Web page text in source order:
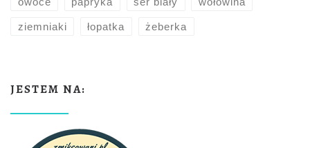
ziemniaki łopatka żeberka
JESTEM NA: